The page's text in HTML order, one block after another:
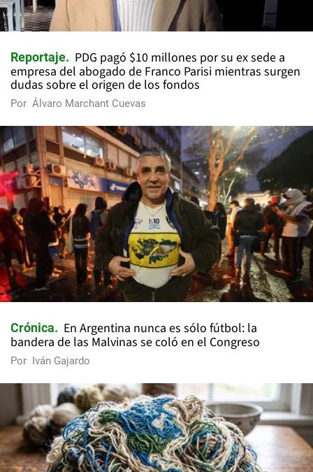
Reportaje
PDG pagó $10 millones por su ex sede a
empresa del abogado de Franco Parisi mientras surgen
dudas sobre el origen de los fondos
Por Álvaro Marchant Cuevas
Crónica
En Argentina nunca es sólo fútbol: la
bandera de las Malvinas se coló en el Congreso
Por Iván Gajardo